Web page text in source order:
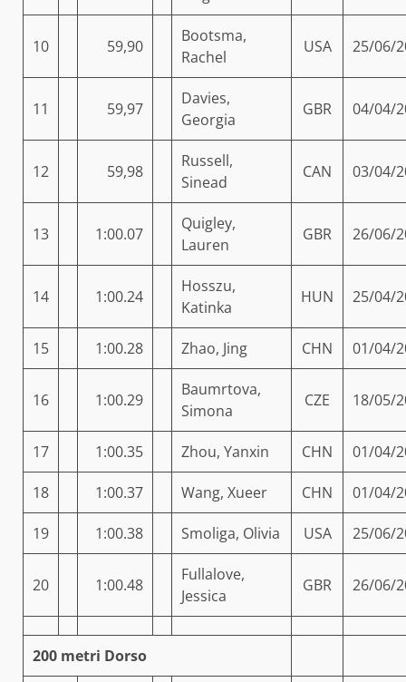
10 59,90
Bootsma,
Rachel
USA 25/06/
11 59,97
Davies,
Georgia
GBR 04/04/
12 59,98
Russell,
Sinead
CAN 03/04/
13 1:00.07
Quigley,
Lauren
GBR 26/06/
14 1:00.24
Hosszu,
Katinka
HUN 25/04/
15 1:00.28 Zhao, Jing CHN 01/04/
16 1:00.29
Baumrtova,
Simona
CZE 18/05/
17 1:00.35 Zhou, Yanxin CHN 01/04/
18 1:00.37 Wang, Xueer CHN 01/04/
19 1:00.38 Smoliga, Olivia USA 25/06/
20 1:00.48
Fullalove,
Jessica
GBR 26/06/
200 metri Dorso